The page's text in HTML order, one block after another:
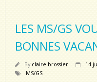
LES MS/GS
BONNES
By claire brossier 14
MS/GS